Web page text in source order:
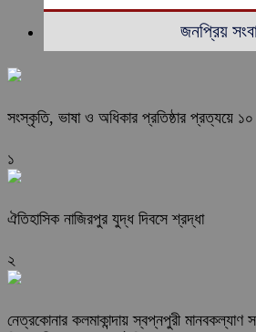
জনপ্রিয়
সংস্কৃতি, ভাষা ও অধিকার প্রতিষ্ঠার প্রত্যয়ে ১০
১
ঐতিহাসিক নাজিরপুর যুদ্ধ দিবসে শ্রদ্ধা
২
নেত্রকোনার কলমাকান্দায় স্বপ্নপুরী